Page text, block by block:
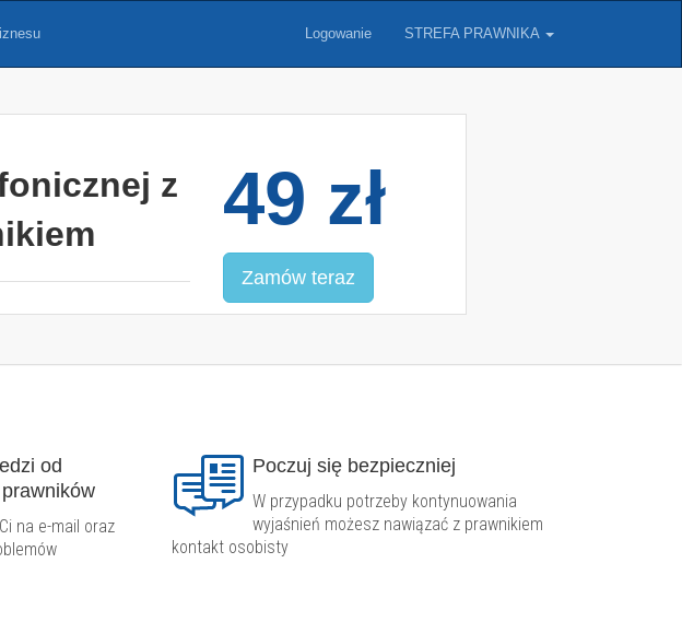
Logowanie STREFA PRAWNIKA
z
49 zł
Zamów teraz
od
na e-mail oraz
Poczuj się bezpieczniej
W przypadku potrzeby kontynuowania
wyjaśnień możesz nawiązać z prawnikiem
kontakt osobisty